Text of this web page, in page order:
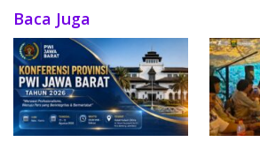
Baca Juga